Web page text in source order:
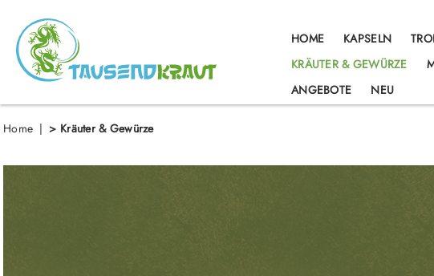
Zur Hauptnavigation springen
HOME KAPSELN
KRÄUTER & GEWÜRZE
ANGEBOTE
NEU
Home > Kräuter & Gewürze
Bildergalerie überspringen